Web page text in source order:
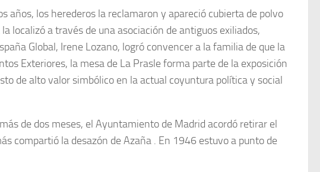
años, los herederos la reclamaron y apareció cubierta de polvo
localizó a través de una asociación de antiguos exiliados,
Global, Irene Lozano, logró convencer a la familia de que la
Exteriores, la mesa de La Prasle forma parte de la exposición
de alto valor simbólico en la actual coyuntura política y social
de dos meses, el Ayuntamiento de Madrid acordó retirar el
compartió la desazón de Azaña . En 1946 estuvo a punto de